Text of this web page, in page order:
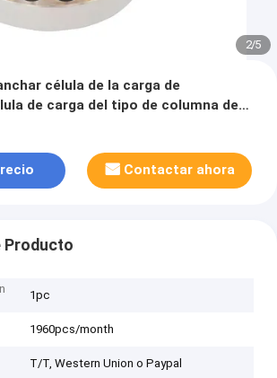
2/5
célula de la carga de
de carga del tipo de columna de
Contactar ahora
Producto
1pc
1960pcs/month
T/T, Western Union o Paypal